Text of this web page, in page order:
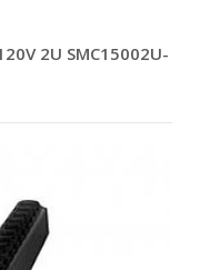
2U SMC15002U-